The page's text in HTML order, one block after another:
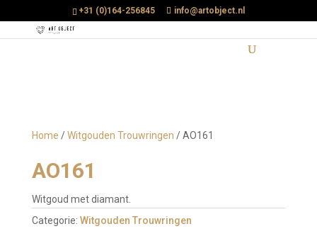
+31 (0)164-256845 info@artobject.nl
Home /Witgouden Trouwringen / AO161
AO161
Witgoud met diamant.
Categorie: Witgouden Trouwringen